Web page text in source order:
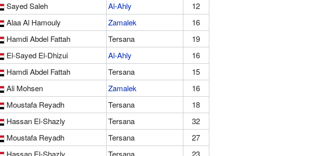
Sayed Saleh Al-Ahly
12
Alaa Al Hamouly Zamalek
16
Hamdi Abdel Fattah Tersana
19
El-Sayed El-Dhizui Al-Ahly
16
Hamdi Abdel Fattah Tersana
15
Ali Mohsen Zamalek
16
Moustafa Reyadh Tersana
18
Hassan El-Shazly Tersana
32
Moustafa Reyadh Tersana
27
Hassan El-Shazly Tersana 23